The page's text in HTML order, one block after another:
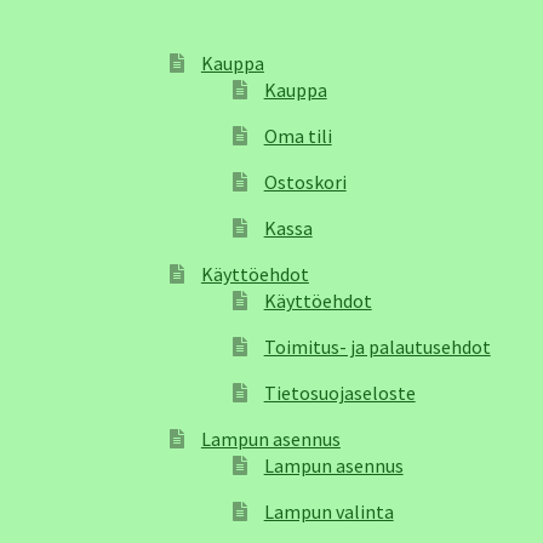
Kauppa
Kauppa
Oma tili
Ostoskori
Kassa
Käyttöehdot
Käyttöehdot
Toimitus- ja palautusehdot
Tietosuojaseloste
Lampun asennus
Lampun asennus
Lampun valinta